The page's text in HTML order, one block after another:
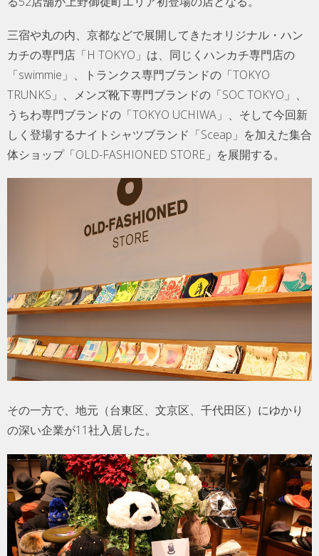
三宿や丸の内、京都などで展開してきたオリジナル・ハン
カチの専門店「H TOKYO」は、同じくハンカチ専門店の
「swimmie」、トランクス専門ブランドの「TOKYO
TRUNKS」、メンズ靴下専門ブランドの「SOC TOKYO」、
うちわ専門ブランドの「TOKYO UCHIWA」、そして今回新
しく登場するナイトシャツブランド「Sceap」を加えた集合
体ショップ「OLD-FASHIONED STORE」を展開する。
その一方で、地元（台東区、文京区、千代田区）にゆかり
の深い企業が11社入居した。